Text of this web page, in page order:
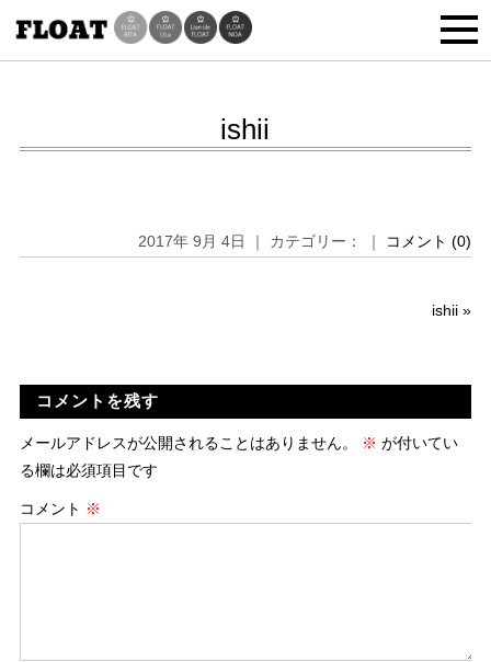
ishii
2017年 9月 4日 ｜ カテゴリー： ｜ コメント (0)
ishii »
コメントを残す
メールアドレスが公開されることはありません。 ※ が付いてい
る欄は必須項目です
コメント ※